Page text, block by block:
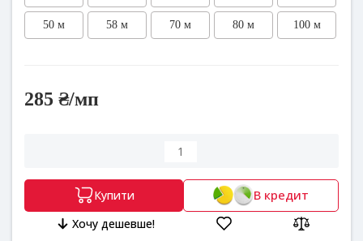
50 м 58 м 70 м 80 м 100 м
285 ₴/мп
Купити В кредит
Хочу дешевше!